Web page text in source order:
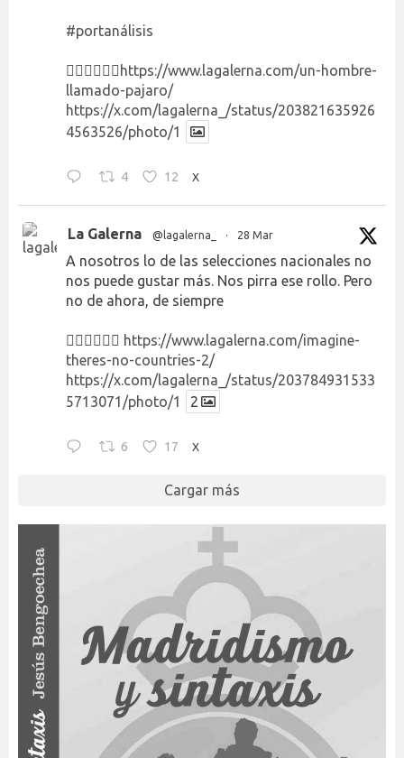
#portanálisis
👉🏻👉🏻👉🏻 https://www.lagalerna.com/un-hombre-
llamado-pajaro/
https://x.com/lagalerna_/status/203821635926
4563526/photo/1
4 12 X
La Galerna @lagalerna_ · 28 Mar
A nosotros lo de las selecciones nacionales no
nos puede gustar más. Nos pirra ese rollo. Pero
no de ahora, de siempre
👉🏻👉🏻👉🏻 https://www.lagalerna.com/imagine-
theres-no-countries-2/
https://x.com/lagalerna_/status/203784931533
5713071/photo/1
2
6 17 X
Cargar más